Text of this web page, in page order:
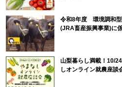
令和8年度 環境調和型
(JRA畜産振興事業)に
山梨暮らし満載！10/
しオンライン就農座談